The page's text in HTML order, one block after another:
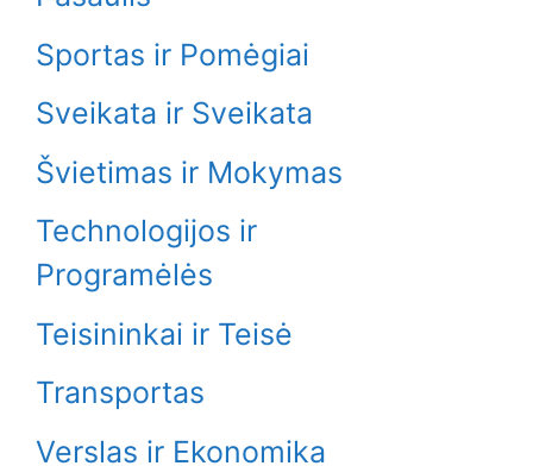
Sportas ir Pomėgiai
Sveikata ir Sveikata
Švietimas ir Mokymas
Technologijos ir
Programėlės
Teisininkai ir Teisė
Transportas
Verslas ir Ekonomika